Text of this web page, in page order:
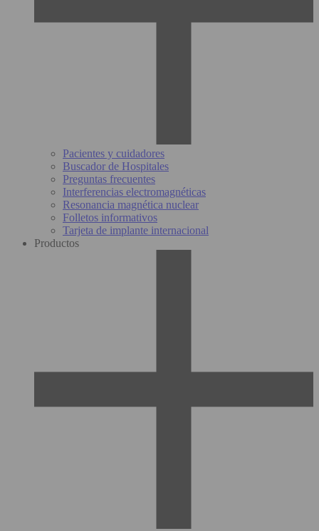
Pacientes y cuidadores
Buscador de Hospitales
Preguntas frecuentes
Interferencias electromagnéticas
Resonancia magnética nuclear
Folletos informativos
Tarjeta de implante internacional
Productos